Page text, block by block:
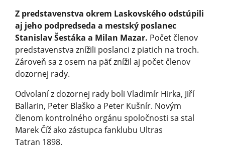
Z predstavenstva okrem Laskovského odstúpili
aj jeho podpredseda a mestský poslanec
Stanislav Šestáka a Milan Mazar. Počet členov
predstavenstva znížili poslanci z piatich na troch.
Zároveň sa z osem na päť znížil aj počet členov
dozornej rady.
Odvolaní z dozornej rady boli Vladimír Hirka, Jiří
Ballarin, Peter Blaško a Peter Kušnír. Novým
členom kontrolného orgánu spoločnosti sa stal
Marek Číž ako zástupca fanklubu Ultras
Tatran 1898.